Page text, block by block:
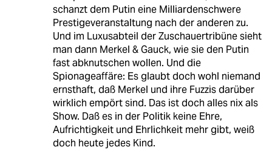
schanzt dem Putin eine Milliardenschwere
Prestigeveranstaltung nach der anderen zu.
Und im Luxusabteil der Zuschauertribüne sieht
man dann Merkel & Gauck, wie sie den Putin
fast abknutschen wollen. Und die
Spionageaffäre: Es glaubt doch wohl niemand
ernsthaft, daß Merkel und ihre Fuzzis darüber
wirklich empört sind. Das ist doch alles nix als
Show. Daß es in der Politik keine Ehre,
Aufrichtigkeit und Ehrlichkeit mehr gibt, weiß
doch heute jedes Kind.